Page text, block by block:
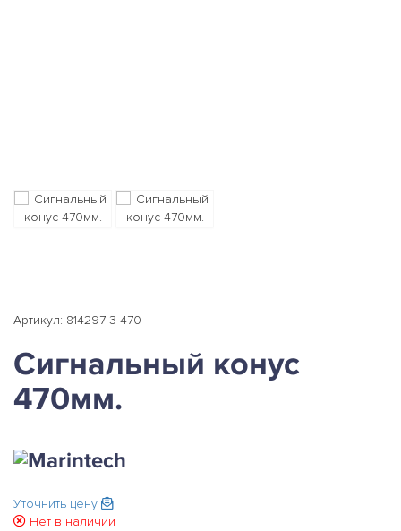
Артикул: 814297 3 470
Сигнальный конус
470мм.
Уточнить цену
Нет в наличии